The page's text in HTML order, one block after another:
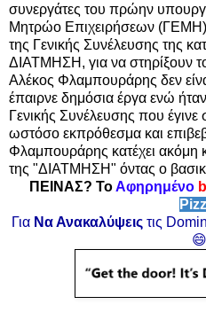
συνεργάτες του πρώην
Μητρώο Επιχειρήσεων (ΓΕΜΗ)
της Γενικής Συνέλευσης της
ΔΙΑΤΜΗΣΗ, για να στηρίξουν
Αλέκος Φλαμπουράρης δεν
έπαιρνε δημόσια έργα ενώ
Γενικής Συνέλευσης που έγινε
ωστόσο εκπρόθεσμα και
Φλαμπουράρης κατέχει ακόμη
της "ΔΙΑΤΜΗΣΗ" όντας ο
ΠΕΙΝΑΣ? ΤοΑφηρημένο
Για Να Ανακαλύψειςτις
😄